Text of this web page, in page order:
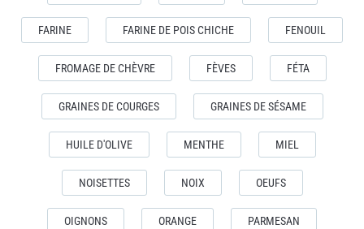
FARINE FARINE DE POIS CHICHE FENOUIL
FROMAGE DE CHÈVRE FÈVES FÉTA
GRAINES DE COURGES GRAINES DE SÉSAME
HUILE D'OLIVE MENTHE MIEL
NOISETTES NOIX OEUFS
OIGNONS ORANGE PARMESAN